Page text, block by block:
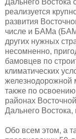
реализуется
развития
числе и БАМа
других нужных
несомненно,
бамовцев по
климатических
железнодорожной
также по
районах
Дальнего
Обо всем этом, а